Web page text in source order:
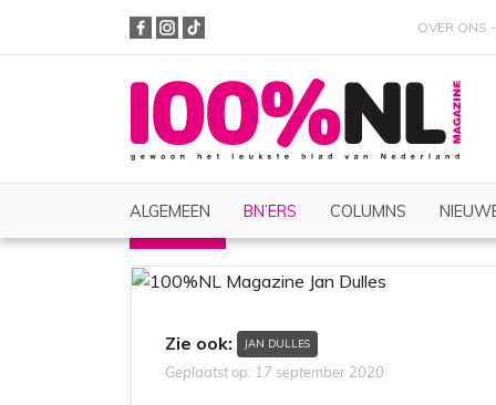
OVER ONS
ALGEMEEN BN’ERS COLUMNS
Zoeken
Zie ook: JAN DULLES
Geplaatst op: 17 september 2020